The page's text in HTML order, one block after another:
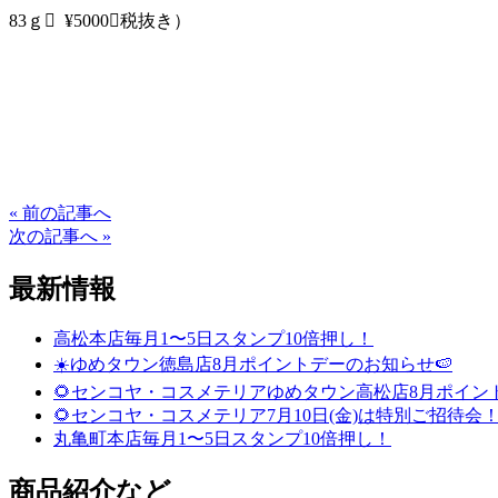
83ｇ ¥5000（税抜き）
« 前の記事へ
次の記事へ »
最新情報
高松本店毎月1〜5日スタンプ10倍押し！
☀️ゆめタウン徳島店8月ポイントデーのお知らせ🍉
🌻センコヤ・コスメテリアゆめタウン高松店8月ポイン
🌻センコヤ・コスメテリア7月10日(金)は特別ご招待会
丸亀町本店毎月1〜5日スタンプ10倍押し！
商品紹介など